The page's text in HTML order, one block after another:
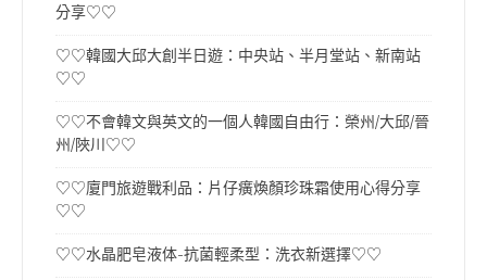
分享♡♡
♡♡韓國大邱大創半日遊：中央站、半月堂站、新南站
♡♡
♡♡不會韓文與英文的一個人韓國自由行：榮州/大邱/晉
州/陜川♡♡
♡♡廈門旅遊戰利品：片仔癀煥顏珍珠霜使用心得分享
♡♡
♡♡水晶肥皂液体-抗菌輕柔型：洗衣新選擇♡♡